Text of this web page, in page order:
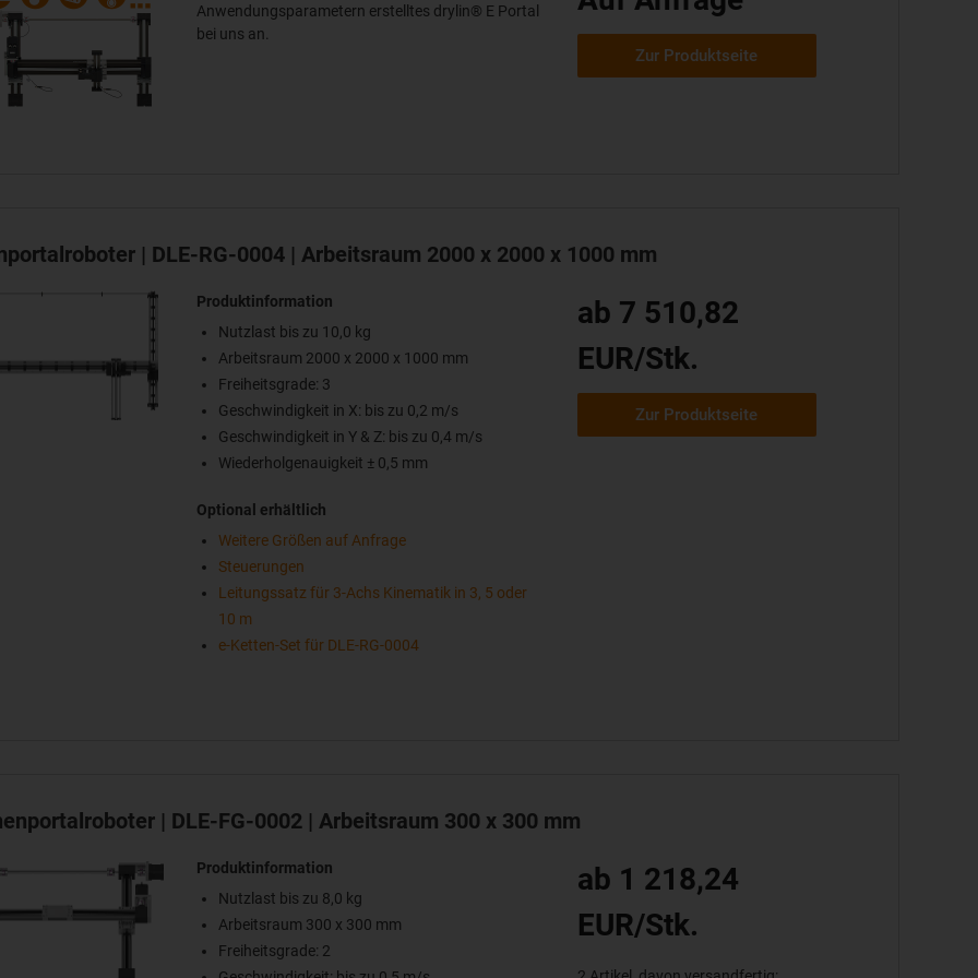
Anwendungsparametern erstelltes drylin® E Portal
bei uns an.
Zur Produktseite
| DLE-RG-0004 | Arbeitsraum 2000 x 2000 x 1000 mm
Produktinformation
Nutzlast bis zu 10,0 kg
Arbeitsraum 2000 x 2000 x 1000 mm
Freiheitsgrade: 3
Geschwindigkeit in X: bis zu 0,2 m/s
Geschwindigkeit in Y & Z: bis zu 0,4 m/s
Wiederholgenauigkeit ± 0,5 mm
Optional erhältlich
Weitere Größen auf Anfrage
Steuerungen
Leitungssatz für 3-Achs Kinematik in 3, 5 oder
10 m
e-Ketten-Set für DLE-RG-0004
ab 7 510,82
EUR/Stk.
Zur Produktseite
| DLE-FG-0002 | Arbeitsraum 300 x 300 mm
Produktinformation
Nutzlast bis zu 8,0 kg
Arbeitsraum 300 x 300 mm
Freiheitsgrade: 2
ab 1 218,24
EUR/Stk.